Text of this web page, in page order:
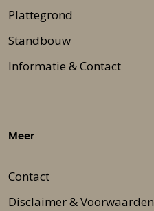
Plattegrond
Standbouw
Informatie & Contact
Meer
Contact
Disclaimer & Voorwaarden